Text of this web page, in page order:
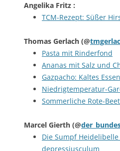
Angelika Fritz :
TCM-Rezept: Süßer
Thomas Gerlach (@
Pasta mit Rinderfond
Ananas mit Salz und
Gazpacho: Kaltes
Niedrigtemperatur-
Sommerliche Rote-
Marcel Gierth (@
Die Sumpf
depressiusculum